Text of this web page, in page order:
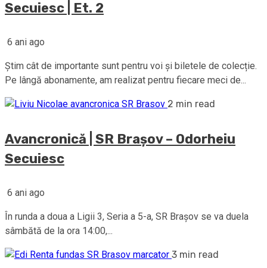
Secuiesc | Et. 2
6 ani ago
Știm cât de importante sunt pentru voi și biletele de colecție.
Pe lângă abonamente, am realizat pentru fiecare meci de...
2 min read
Avancronică | SR Brașov – Odorheiu
Secuiesc
6 ani ago
În runda a doua a Ligii 3, Seria a 5-a, SR Braşov se va duela
sâmbătă de la ora 14:00,...
3 min read